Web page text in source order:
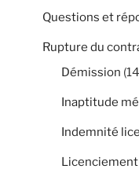
Questions et
Rupture du
Démission
Inaptitude
Indemnité
Licenciement